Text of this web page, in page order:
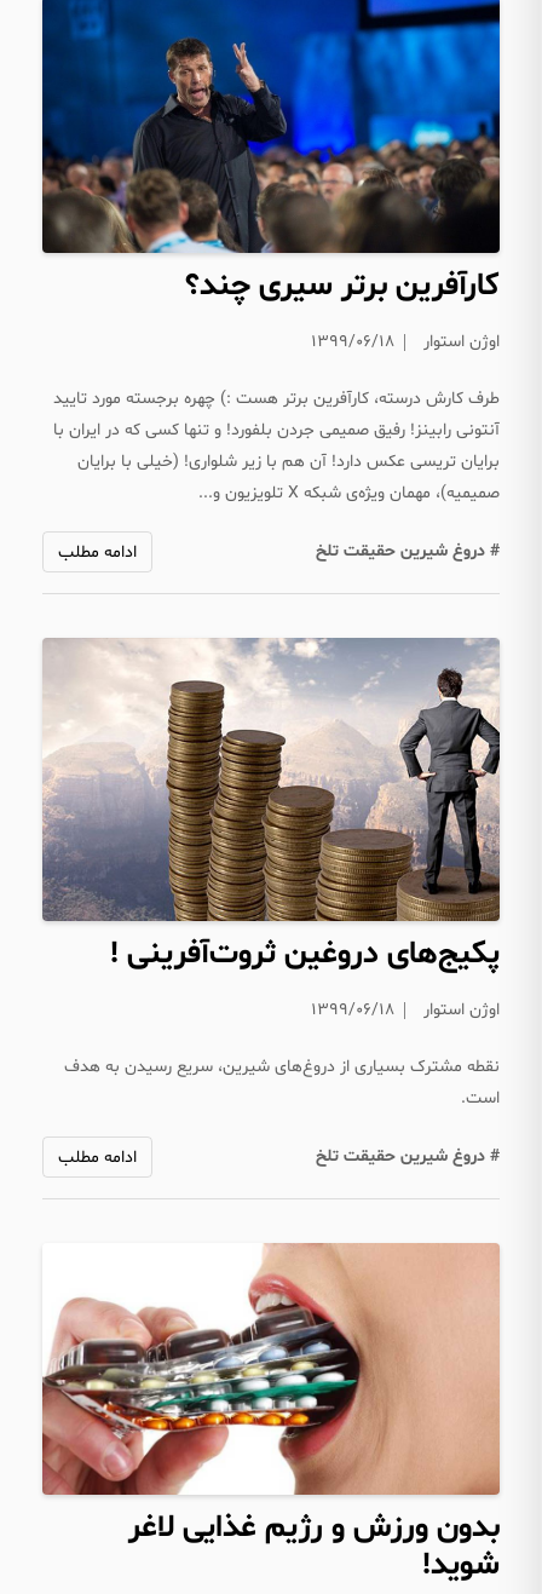
کارآفرین برتر سیری چند؟
اوژن استوار ۱۳۹۹/۰۶/۱۸
طرف کارش درسته، کارآفرین برتر هست :) چهره برجسته مورد تایید
آنتونی رابینز! رفیق صمیمی جردن بلفورد! و تنها کسی که در ایران با
برایان تریسی عکس دارد! آن هم با زیر شلواری! (خیلی با برایان
صمیمیه)، مهمان ویژه‌ی شبکه X تلویزیون و...
# دروغ شیرین حقیقت تلخ ادامه مطلب
پکیج‌های دروغین ثروت‌آفرینی !
اوژن استوار ۱۳۹۹/۰۶/۱۸
نقطه مشترک بسیاری از دروغ‌های شیرین، سریع رسیدن به هدف
است.
# دروغ شیرین حقیقت تلخ ادامه مطلب
بدون ورزش و رژیم غذایی لاغر
شوید!